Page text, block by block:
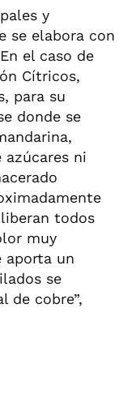
y
se elabora con
el caso de
Cítricos,
para su
donde se
azúcares ni
todos
muy
aporta un
se
de cobre”,